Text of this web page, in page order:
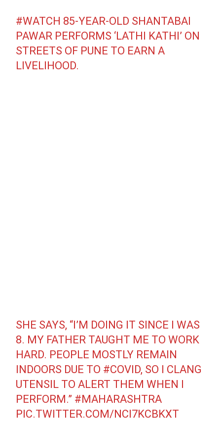
#WATCH 85-YEAR-OLD SHANTABAI
PAWAR PERFORMS ‘LATHI KATHI’ ON
STREETS OF PUNE TO EARN A
LIVELIHOOD.
SHE SAYS, “I’M DOING IT SINCE I WAS
8. MY FATHER TAUGHT ME TO WORK
HARD. PEOPLE MOSTLY REMAIN
INDOORS DUE TO #COVID, SO I CLANG
UTENSIL TO ALERT THEM WHEN I
PERFORM.” #MAHARASHTRA
PIC.TWITTER.COM/NCI7KCBKXT